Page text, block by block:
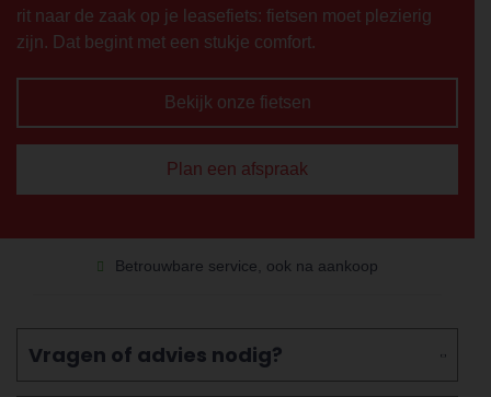
rit naar de zaak op je leasefiets: fietsen moet plezierig
zijn. Dat begint met een stukje comfort.
Bekijk onze fietsen
Plan een afspraak
Betrouwbare service, ook na aankoop
Vragen of advies nodig?